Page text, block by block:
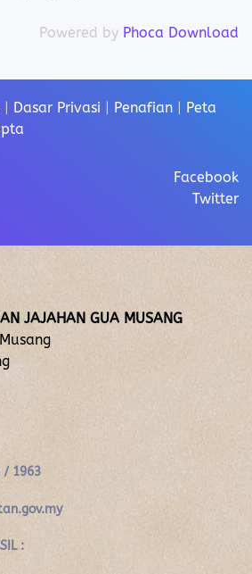
Powered by Phoca Download
Dasar Privasi Penafian
Peta
Facebook
Twitter
JAJAHAN GUA MUSANG
/ 1963
: